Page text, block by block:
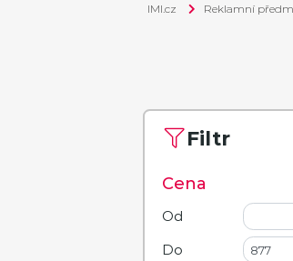
IMI.cz Reklamní
Filtr
Cena
Od
Do